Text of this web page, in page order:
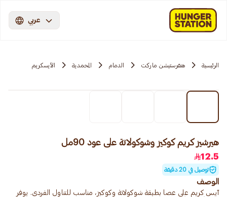
عربي
الرئيسية هنقرستيشن ماركت الدمام المحمدية الآيسكريم
هيرشيز كريم كوكيز وشوكولاتة على عود 90مل
12.5
توصيل في 20 دقيقة
الوصف
آيس كريم على عصا بطبقة شوكولاتة وكوكيز، مناسب للتناول الفردي. يوفر